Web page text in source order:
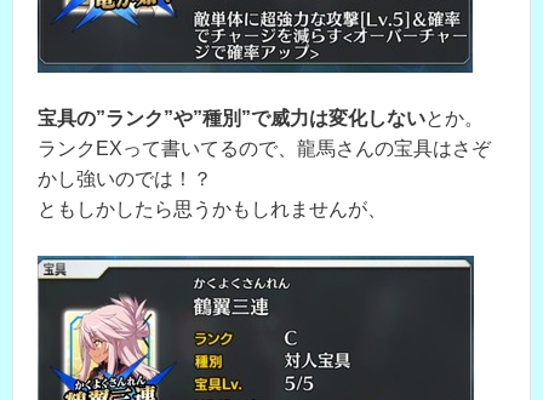
宝具の”ランク”や”種別”で威力は変化しないとか。
ランクEXって書いてるので、龍馬さんの宝具はさぞ
かし強いのでは！？
ともしかしたら思うかもしれませんが、